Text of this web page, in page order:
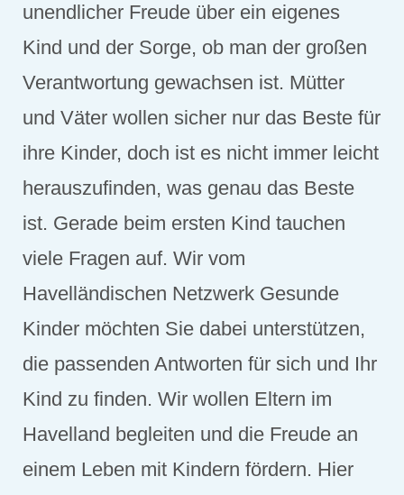
unendlicher Freude über ein eigenes
Kind und der Sorge, ob man der großen
Verantwortung gewachsen ist. Mütter
und Väter wollen sicher nur das Beste für
ihre Kinder, doch ist es nicht immer leicht
herauszufinden, was genau das Beste
ist. Gerade beim ersten Kind tauchen
viele Fragen auf. Wir vom
Havelländischen Netzwerk Gesunde
Kinder möchten Sie dabei unterstützen,
die passenden Antworten für sich und Ihr
Kind zu finden. Wir wollen Eltern im
Havelland begleiten und die Freude an
einem Leben mit Kindern fördern. Hier